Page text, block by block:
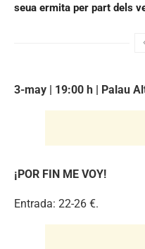
seua ermita per part dels
3-may | 19:00 h | Palau
¡POR FIN ME VOY!
Entrada: 22-26 €.